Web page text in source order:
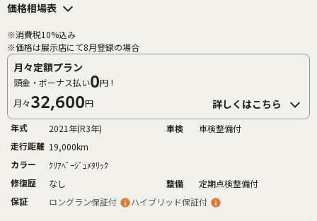
価格相場表
※消費税10%込み
※価格は展示店にて8月登録の場合
月々定額プラン
頭金・ボーナス払い0円!
月々32,600円 詳しくはこちら
年式 2021年(R3年) 車検
車検整備付
走行距離 19,000km
カラー
ｸﾘｱﾍﾞｰｼﾞｭﾒﾀﾘｯｸ
修復歴
なし 整備
定期点検整備付
保証
ロングラン保証付 ハイブリッド保証付